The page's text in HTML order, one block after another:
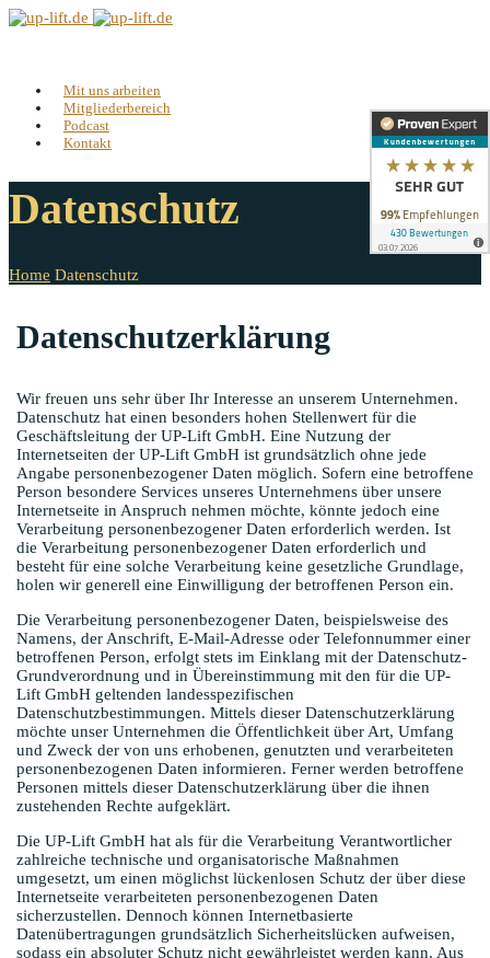
Mit uns arbeiten
Mitgliederbereich
Podcast
Kontakt
Datenschutz
Home Datenschutz
Datenschutzerklärung
Wir freuen uns sehr über Ihr Interesse an unserem Unternehmen.
Datenschutz hat einen besonders hohen Stellenwert für die
Geschäftsleitung der UP-Lift GmbH. Eine Nutzung der
Internetseiten der UP-Lift GmbH ist grundsätzlich ohne jede
Angabe personenbezogener Daten möglich. Sofern eine betroffene
Person besondere Services unseres Unternehmens über unsere
Internetseite in Anspruch nehmen möchte, könnte jedoch eine
Verarbeitung personenbezogener Daten erforderlich werden. Ist
die Verarbeitung personenbezogener Daten erforderlich und
besteht für eine solche Verarbeitung keine gesetzliche Grundlage,
holen wir generell eine Einwilligung der betroffenen Person ein.
Die Verarbeitung personenbezogener Daten, beispielsweise des
Namens, der Anschrift, E-Mail-Adresse oder Telefonnummer einer
betroffenen Person, erfolgt stets im Einklang mit der Datenschutz-
Grundverordnung und in Übereinstimmung mit den für die UP-
Lift GmbH geltenden landesspezifischen
Datenschutzbestimmungen. Mittels dieser Datenschutzerklärung
möchte unser Unternehmen die Öffentlichkeit über Art, Umfang
und Zweck der von uns erhobenen, genutzten und verarbeiteten
personenbezogenen Daten informieren. Ferner werden betroffene
Personen mittels dieser Datenschutzerklärung über die ihnen
zustehenden Rechte aufgeklärt.
Die UP-Lift GmbH hat als für die Verarbeitung Verantwortlicher
zahlreiche technische und organisatorische Maßnahmen
umgesetzt, um einen möglichst lückenlosen Schutz der über diese
Internetseite verarbeiteten personenbezogenen Daten
sicherzustellen. Dennoch können Internetbasierte
Datenübertragungen grundsätzlich Sicherheitslücken aufweisen,
sodass ein absoluter Schutz nicht gewährleistet werden kann. Aus